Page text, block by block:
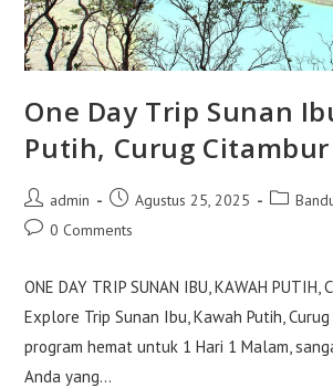
One Day Trip Sunan
Putih, Curug Citambur
Post
author:
admin
Post
published:
Agustus 25, 2025
Post
Post0 Comments
ONE DAY TRIP SUNAN IBU, KAWAH PUTIH,
Explore Trip Sunan Ibu, Kawah Putih,
program hemat untuk 1 Hari 1 Malam,
Anda yang…